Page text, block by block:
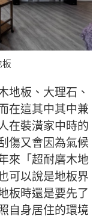
地板、大理石、
在這其中其中兼
在裝潢家中時的
傷又會因為氣候
來「超耐磨木地
可以說是地板界
板時還是要先了
自身居住的環境